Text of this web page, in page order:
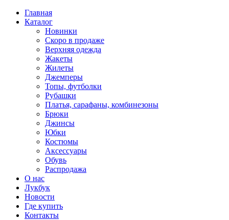
Главная
Каталог
Новинки
Скоро в продаже
Верхняя одежда
Жакеты
Жилеты
Джемперы
Топы, футболки
Рубашки
Платья, сарафаны, комбинезоны
Брюки
Джинсы
Юбки
Костюмы
Аксессуары
Обувь
Распродажа
О нас
Лукбук
Новости
Где купить
Контакты